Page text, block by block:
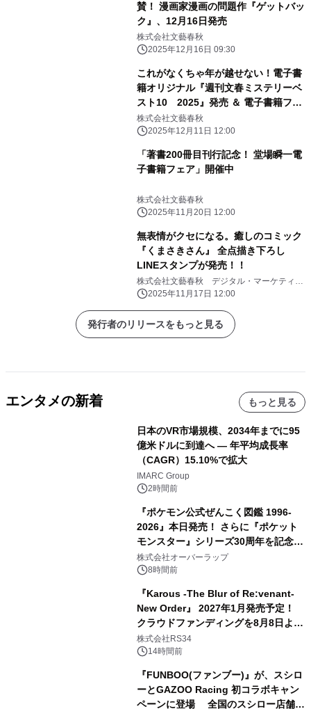
賛！ 漫画家漫画の問題作『ゲットバッ
ク』、12月16日発売
株式会社文藝春秋
2025年12月16日 09:30
これがなくちゃ年が越せない！電子書
籍オリジナル『週刊文春ミステリーベ
スト10 2025』発売 ＆ 電子書籍フェ
ア「文藝春秋ミステリー大祭2025」開
催
株式会社文藝春秋
2025年12月11日 12:00
「著書200冊目刊行記念！ 堂場瞬一電
子書籍フェア」開催中
株式会社文藝春秋
2025年11月20日 12:00
無表情がクセになる。癒しのコミック
『くまさきさん』 全点描き下ろし
LINEスタンプが発売！！
株式会社文藝春秋 デジタル・マーケティン
グ部2025年11月17日 12:00
発行者のリリースをもっと見る
エンタメの新着 もっと見る
日本のVR市場規模、2034年までに95
億米ドルに到達へ ― 年平均成長率
（CAGR）15.10%で拡大
IMARC Group
2時間前
『ポケモン公式ぜんこく図鑑 1996-
2026』本日発売！ さらに『ポケット
モンスター』シリーズ30周年を記念し
た画集『ポケットモンスター ビジュア
ルアートブック』の発売決定！ 2026
株式会社オーバーラップ
8時間前
『Karous -The Blur of Re:venant-
New Order』 2027年1月発売予定！
クラウドファンディングを8月8日より
開始
株式会社RS34
14時間前
『FUNBOO(ファンブー)』が、スシロ
ーとGAZOO Racing 初コラボキャン
ペーンに登場 全国のスシロー店舗で